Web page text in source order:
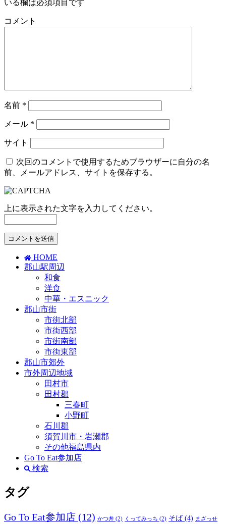
いる欄は必須項目です
コメント
名前 *
メール *
サイト
次回のコメントで使用するためブラウザーに自分の名
前、メールアドレス、サイトを保存する。
上に表示された文字を入力してください。
HOME
郡山駅周辺
和食
洋食
中華・エスニック
郡山市街
市街北部
市街西部
市街南部
市街東部
郡山市郊外
市外周辺地域
田村市
田村郡
三春町
小野町
石川郡
須賀川市・岩瀬郡
その他福島県内
Go To Eat参加店
検索
タグ
Go To Eat参加店 (12) かつ丼 (2) くってみっち (2) そば(4) まざっせ